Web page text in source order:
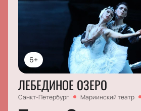
6+
ЛЕБЕДИНОЕ ОЗЕРО
Санкт-Петербург Мариинский театр